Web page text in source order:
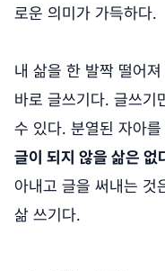
로운 의미가 가득하다.
내 삶을 한 발짝 떨어
바로 글쓰기다. 글쓰기
수 있다. 분열된 자아
글이 되지 않을 삶은 없
아내고 글을 써내는 것
삶 쓰기다.